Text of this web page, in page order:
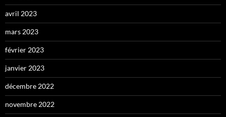
avril 2023
mars 2023
février 2023
janvier 2023
décembre 2022
novembre 2022